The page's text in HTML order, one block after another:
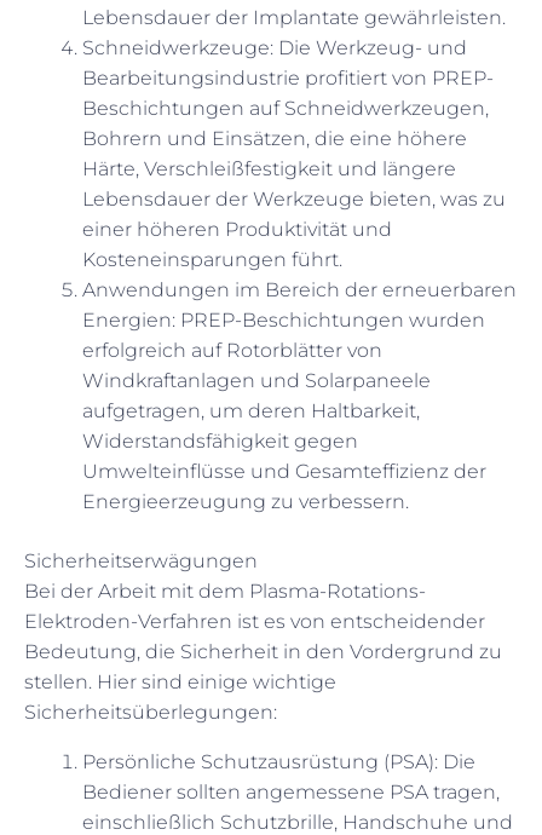
Lebensdauer der Implantate gewährleisten.
Schneidwerkzeuge: Die Werkzeug- und
Bearbeitungsindustrie profitiert von PREP-
Beschichtungen auf Schneidwerkzeugen,
Bohrern und Einsätzen, die eine höhere
Härte, Verschleißfestigkeit und längere
Lebensdauer der Werkzeuge bieten, was zu
einer höheren Produktivität und
Kosteneinsparungen führt.
Anwendungen im Bereich der erneuerbaren
Energien: PREP-Beschichtungen wurden
erfolgreich auf Rotorblätter von
Windkraftanlagen und Solarpaneele
aufgetragen, um deren Haltbarkeit,
Widerstandsfähigkeit gegen
Umwelteinflüsse und Gesamteffizienz der
Energieerzeugung zu verbessern.
Sicherheitserwägungen
Bei der Arbeit mit dem Plasma-Rotations-
Elektroden-Verfahren ist es von entscheidender
Bedeutung, die Sicherheit in den Vordergrund zu
stellen. Hier sind einige wichtige
Sicherheitsüberlegungen:
Persönliche Schutzausrüstung (PSA): Die
Bediener sollten angemessene PSA tragen,
einschließlich Schutzbrille, Handschuhe und